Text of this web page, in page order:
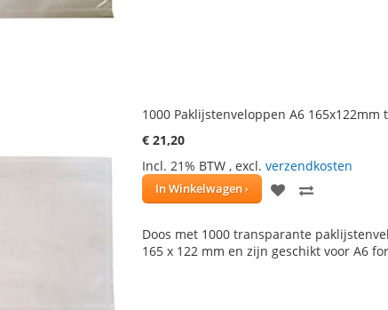
1000 Paklijstenveloppen A6 165x122mm
€ 21,20
Incl. 21% BTW , excl. verzendkosten
In Winkelwagen
VOEG
AANTE
Doos met 1000 transparante
165 x 122 mm en zijn geschikt voor A6